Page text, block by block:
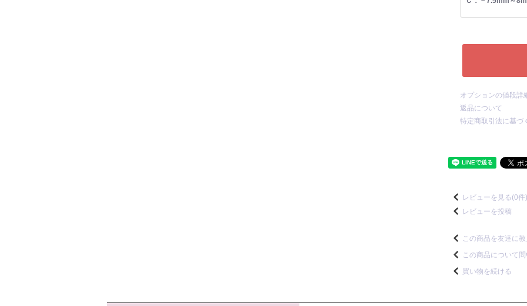
オプションの値段詳
返品について
特定商取引法に基づ
レビューを見る(0件)
レビューを投稿
この商品を友達に教
この商品について
買い物を続ける